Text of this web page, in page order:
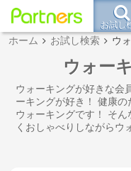
お試し
ホーム お試し検索 ウ
ウォー
ウォーキングが好きな会
ーキングが好き！ 健康
ウォーキングです！ そ
くおしゃべりしながらウ